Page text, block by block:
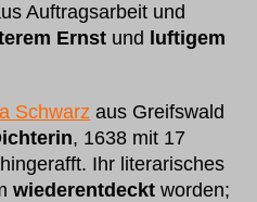
Auftragsarbeit und
Ernst und
luftigem
Schwarz aus Greifswald
, 1638 mit 17
Ihr literarisches
wiederentdeckt worden;